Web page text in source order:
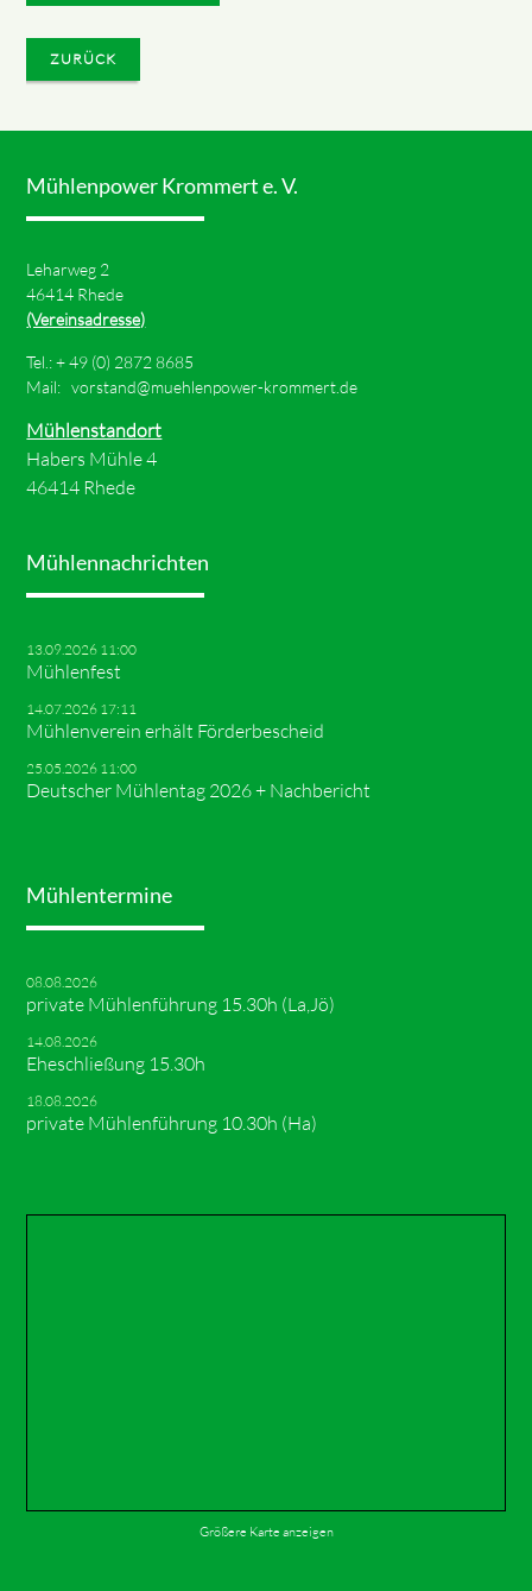
ZURÜCK
Mühlenpower Krommert e. V.
Leharweg 2
46414 Rhede
(Vereinsadresse)
Tel.: +49 (0) 2872 8685
Mail:vorstand@muehlenpower-krommert.de
Mühlenstandort
Habers Mühle 4
46414 Rhede
Mühlennachrichten
13.09.2026 11:00
Mühlenfest
14.07.2026 17:11
Mühlenverein erhält Förderbescheid
25.05.2026 11:00
Deutscher Mühlentag 2026 + Nachbericht
Mühlentermine
08.08.2026
private Mühlenführung 15.30h (La,Jö)
14.08.2026
Eheschließung 15.30h
18.08.2026
private Mühlenführung 10.30h (Ha)
Größere Karte anzeigen